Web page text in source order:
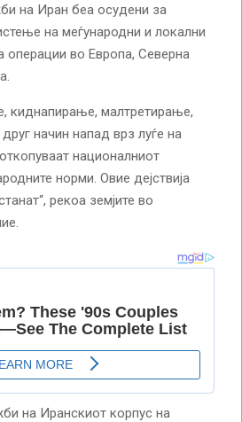
на Иран беа осудени за
на меѓународни и локални
операции во Европа, Северна
киднапирање, малтретирање,
начин напад врз луѓе на
националниот
норми. Овие дејствија
рекоа земјите во
на Иранскиот корпус на